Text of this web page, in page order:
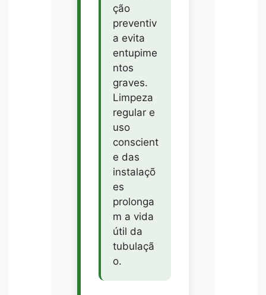
ção
preventiv
a evita
entupime
ntos
graves.
Limpeza
regular e
uso
conscient
e das
instalaçõ
es
prolonga
m a vida
útil da
tubulaçã
o.